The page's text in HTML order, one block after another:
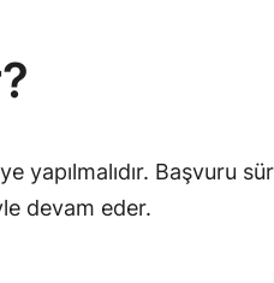
yapılmalıdır. Başvuru
devam eder.